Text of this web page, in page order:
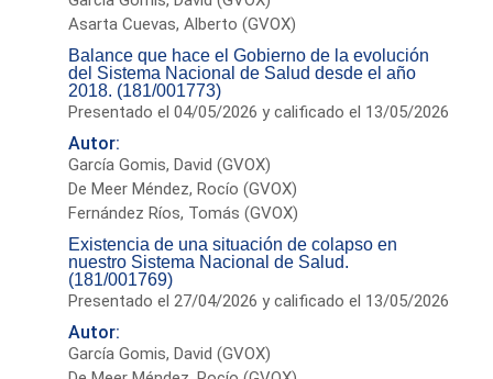
Asarta Cuevas, Alberto (GVOX)
Balance que hace el Gobierno de la evolución
del Sistema Nacional de Salud desde el año
2018. (181/001773)
Presentado el 04/05/2026 y calificado el 13/05/2026
Autor:
García Gomis, David (GVOX)
De Meer Méndez, Rocío (GVOX)
Fernández Ríos, Tomás (GVOX)
Existencia de una situación de colapso en
nuestro Sistema Nacional de Salud.
(181/001769)
Presentado el 27/04/2026 y calificado el 13/05/2026
Autor:
García Gomis, David (GVOX)